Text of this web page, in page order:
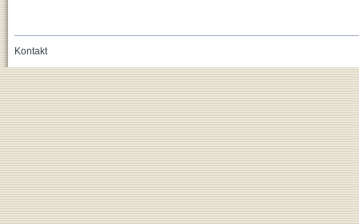
Kontakt